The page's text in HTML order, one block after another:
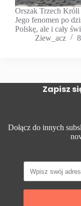
Orszak Trzech
Jego fenomen po
Polskę, ale i cały
Ziew_acz
Zapisz
Dołącz do innych